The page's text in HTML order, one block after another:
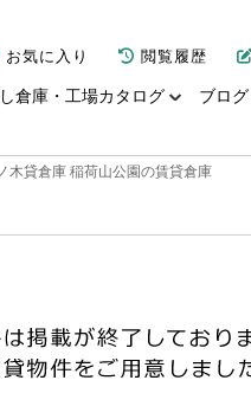
お気に入り 閲覧履歴
倉庫・工場カタログ ブログ
木貸倉庫 稲荷山公園の賃貸倉庫